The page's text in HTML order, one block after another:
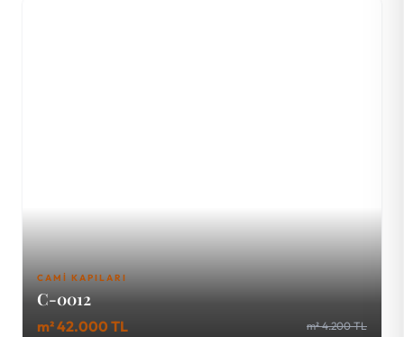
CAMI KAPILARI
C-0012
m² 42.000 TL m² 4.200 TL